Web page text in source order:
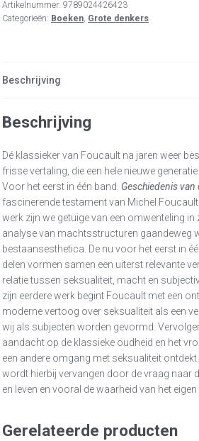
Artikelnummer: 9789024426423
Categorieën: Boeken, Grote denkers
Beschrijving
Beschrijving
Dé klassieker van Foucault na jaren weer
frisse vertaling, die een hele nieuwe
Voor het eerst in één band. Geschiedenis van
fascinerende testament van Michel
werk zijn we getuige van een omwenteling in
analyse van machtsstructuren gaandeweg
bestaansesthetica. De nu voor het eerst in
delen vormen samen een uiterst relevante
relatie tussen seksualiteit, macht en
zijn eerdere werk begint Foucault met een
moderne vertoog over seksualiteit als een
wij als subjecten worden gevormd.
aandacht op de klassieke oudheid en het
een andere omgang met seksualiteit
wordt hierbij vervangen door de vraag naar
en leven en vooral de waarheid van het eigen
Gerelateerde producten